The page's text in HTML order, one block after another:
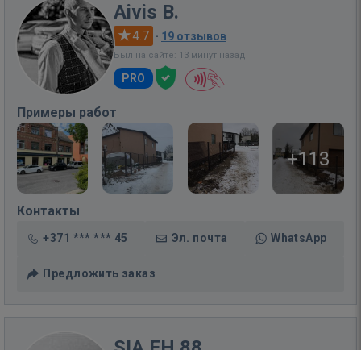
Aivis B.
4.7 · 19 отзывов
Был на сайте: 13 минут назад
PRO
Примеры работ
+113
Контакты
+371 *** *** 45 Эл. почта WhatsApp
Предложить заказ